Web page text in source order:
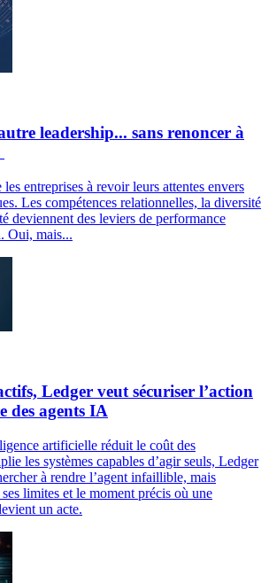
leadership... sans renoncer à
entreprises à revoir leurs attentes envers
Les compétences relationnelles, la diversité
deviennent des leviers de performance
Oui, mais...
Ledger veut sécuriser l’action
des agents IA
artificielle réduit le coût des
les systèmes capables d’agir seuls, Ledger
à rendre l’agent infaillible, mais
limites et le moment précis où une
un acte.